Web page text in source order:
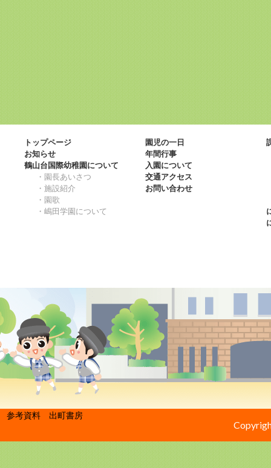
トップページ
お知らせ
鶴山台国際幼稚園について
・園長あいさつ
・施設紹介
・園歌
・嶋田学園について
園児の一日
年間行事
入園について
交通アクセス
お問い合わせ
参考資料 出町書房